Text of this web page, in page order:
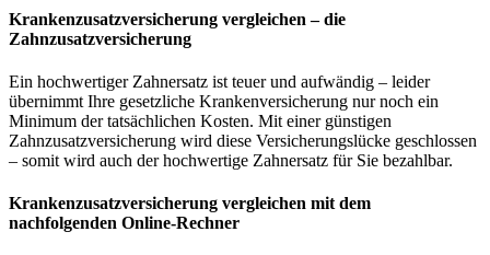
Krankenzusatzversicherung vergleichen – die
Zahnzusatzversicherung
Ein hochwertiger Zahnersatz ist teuer und aufwändig – leider
übernimmt Ihre gesetzliche Krankenversicherung nur noch ein
Minimum der tatsächlichen Kosten. Mit einer günstigen
Zahnzusatzversicherung wird diese Versicherungslücke geschlossen
– somit wird auch der hochwertige Zahnersatz für Sie bezahlbar.
Krankenzusatzversicherung vergleichen mit dem
nachfolgenden Online-Rechner